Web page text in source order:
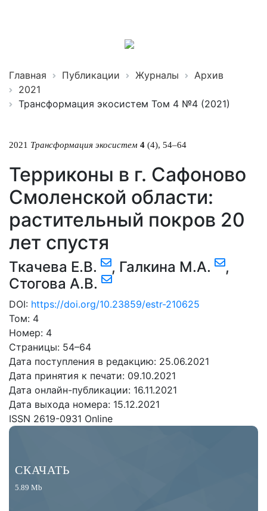
Главная Публикации Журналы
Архив
2021
Трансформация экосистем Том 4 №4 (2021)
2021 Трансформация экосистем 4 (4), 54–64
Терриконы в г. Сафоново
Смоленской области:
растительный покров 20
лет спустя
Ткачева Е.В. , Галкина М.А.
,
Стогова А.В.
DOI: https://doi.org/10.23859/estr-210625
Том: 4
Номер: 4
Страницы: 54–64
Дата поступления в редакцию: 25.06.2021
Дата принятия к печати: 09.10.2021
Дата онлайн-публикации: 16.11.2021
Дата выхода номера: 15.12.2021
ISSN 2619-0931 Online
СКАЧАТЬ
5.89 Mb